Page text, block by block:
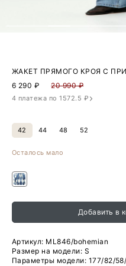
ЖАКЕТ ПРЯМОГО КРОЯ С
6 290 ₽ 20 990 ₽
4 платежа по 1572.5 ₽
42
Осталось мало
44 48 52
Добавить в
Артикул: ML846/bohemian
Размер на модели: S
Параметры модели: 177/82/